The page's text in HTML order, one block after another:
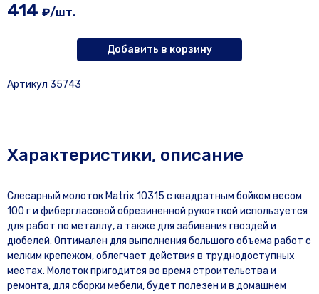
414 ₽/шт.
Добавить в корзину
Артикул 35743
Характеристики, описание
Слесарный молоток Matrix 10315 с квадратным бойком весом
100 г и фибергласовой обрезиненной рукояткой используется
для работ по металлу, а также для забивания гвоздей и
дюбелей. Оптимален для выполнения большого объема работ с
мелким крепежом, облегчает действия в труднодоступных
местах. Молоток пригодится во время строительства и
ремонта, для сборки мебели, будет полезен и в домашнем